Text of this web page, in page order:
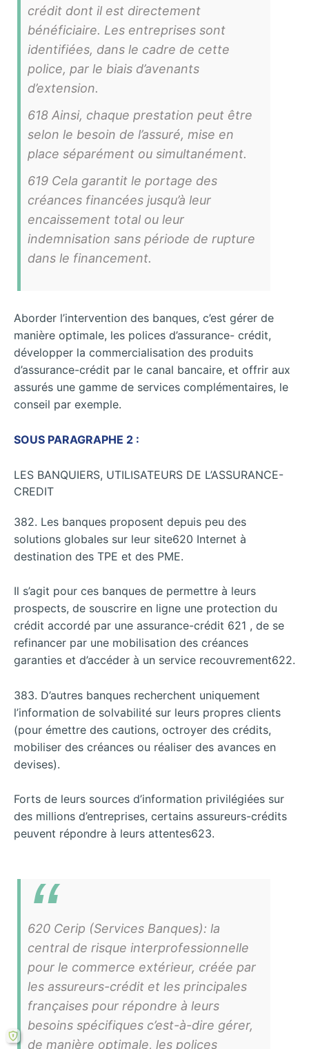
crédit dont il est directement
bénéficiaire. Les entreprises sont
identifiées, dans le cadre de cette
police, par le biais d’avenants
d’extension.
618 Ainsi, chaque prestation peut être
selon le besoin de l’assuré, mise en
place séparément ou simultanément.
619 Cela garantit le portage des
créances financées jusqu’à leur
encaissement total ou leur
indemnisation sans période de rupture
dans le financement.
Aborder l’intervention des banques, c’est gérer de
manière optimale, les polices d’assurance- crédit,
développer la commercialisation des produits
d’assurance-crédit par le canal bancaire, et offrir aux
assurés une gamme de services complémentaires, le
conseil par exemple.
SOUS PARAGRAPHE 2 :
LES BANQUIERS, UTILISATEURS DE L’ASSURANCE-
CREDIT
382. Les banques proposent depuis peu des
solutions globales sur leur site620 Internet à
destination des TPE et des PME.
Il s’agit pour ces banques de permettre à leurs
prospects, de souscrire en ligne une protection du
crédit accordé par une assurance-crédit 621 , de se
refinancer par une mobilisation des créances
garanties et d’accéder à un service recouvrement622.
383. D’autres banques recherchent uniquement
l’information de solvabilité sur leurs propres clients
(pour émettre des cautions, octroyer des crédits,
mobiliser des créances ou réaliser des avances en
devises).
Forts de leurs sources d’information privilégiées sur
des millions d’entreprises, certains assureurs-crédits
peuvent répondre à leurs attentes623.
620 Cerip (Services Banques): la
central de risque interprofessionnelle
pour le commerce extérieur, créée par
les assureurs-crédit et les principales
françaises pour répondre à leurs
besoins spécifiques c’est-à-dire gérer,
de manière optimale, les polices